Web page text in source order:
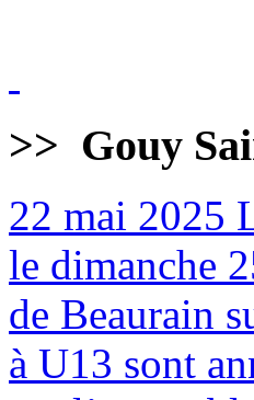
>> Gouy
22 mai 2025
le dimanche
de Beaurain
à U13 sont